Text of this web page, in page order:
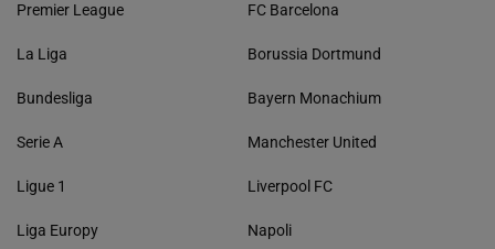
Premier League
La Liga
Bundesliga
Serie A
Ligue 1
Liga Europy
FC Barcelona
Borussia Dortmund
Bayern Monachium
Manchester United
Liverpool FC
Napoli